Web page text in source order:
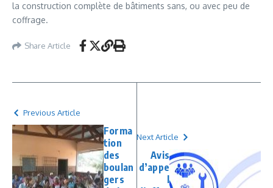
la construction complète de bâtiments sans, ou avec peu de
coffrage.
Share Article
Previous Article
Forma
tion
des
boulan
gers
Next Article
Avis
d’appe